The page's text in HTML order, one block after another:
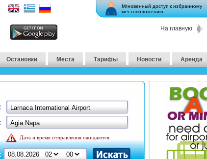
Мгновенный доступ к избранному
местоположению
На главную
Остановки Места Тарифы Новости Аренда
Дата и время отправления ожидаются.